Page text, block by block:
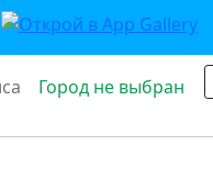
Город не выбран